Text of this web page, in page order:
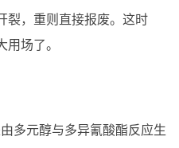
裂，重则直接报废。这时
场了。
多元醇与多异氰酸酯反应生